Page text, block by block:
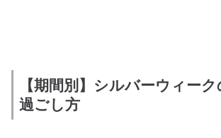
【期間別】シルバーウィー
過ごし方